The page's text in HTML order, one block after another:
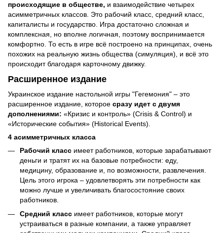
происходящие в обществе, и взаимодействие четырех
асимметричных классов. Это рабочий класс, средний класс,
капиталисты и государство. Игра достаточно сложная и
комплексная, но вполне логичная, поэтому воспринимается
комфортно. То есть в игре всё построено на принципах, очень
похожих на реальную жизнь общества (симуляция), и всё это
происходит благодаря карточному движку.
Расширенное издание
Украинское издание настольной игры "Гегемония" – это
расширенное издание, которое сразу идет с двумя
дополнениями: «Кризис и контроль» (Crisis & Control) и
«Исторические события» (Historical Events).
4 асимметричных класса
Рабочий класс имеет работников, которые зарабатывают
деньги и тратят их на базовые потребности: еду,
медицину, образование и, по возможности, развлечения.
Цель этого игрока – удовлетворять эти потребности как
можно лучше и увеличивать благосостояние своих
работников.
Средний класс имеет работников, которые могут
устраиваться в разные компании, а также управляет